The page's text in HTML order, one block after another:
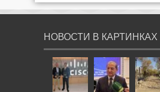
НОВОСТИ В КАРТИНКАХ